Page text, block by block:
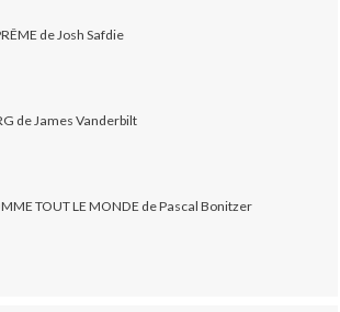
de Josh Safdie
de James Vanderbilt
TOUT LE MONDE de Pascal Bonitzer